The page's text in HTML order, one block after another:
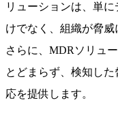
リューションは、単
けでなく、組織が脅威
さらに、MDRソリュ
とどまらず、検知し
応を提供します。